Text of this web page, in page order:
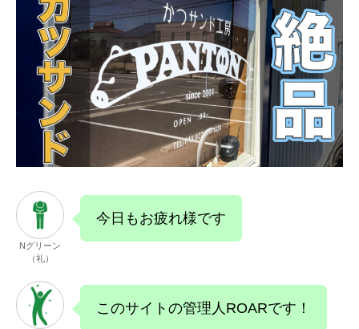
Nグリーン
（礼）
今日もお疲れ様です
このサイトの管理人ROARです！